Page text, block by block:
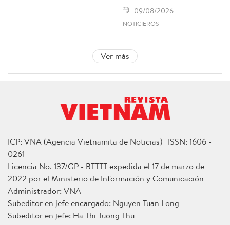
09/08/2026
NOTICIEROS
Ver más
ICP: VNA (Agencia Vietnamita de Noticias) | ISSN: 1606 -
0261
Licencia No. 137/GP - BTTTT expedida el 17 de marzo de
2022 por el Ministerio de Información y Comunicación
Administrador: VNA
Subeditor en jefe encargado: Nguyen Tuan Long
Subeditor en jefe: Ha Thi Tuong Thu